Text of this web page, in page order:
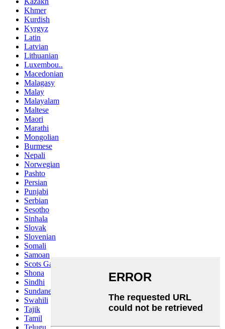
Khmer
Kurdish
Kyrgyz
Latin
Latvian
Lithuanian
Luxembou..
Macedonian
Malagasy
Malay
Malayalam
Maltese
Maori
Marathi
Mongolian
Burmese
Nepali
Norwegian
Pashto
Persian
Punjabi
Serbian
Sesotho
Sinhala
Slovak
Slovenian
Somali
Samoan
Scots Gaelic
Shona
Sindhi
Sundanese
Swahili
Tajik
Tamil
Telugu